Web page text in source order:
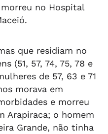
no Hospital
que residiam no
(51, 57, 74, 75, 78 e
de 57, 63 e 71
morava em
e morreu
Arapiraca; o homem
Grande, não tinha